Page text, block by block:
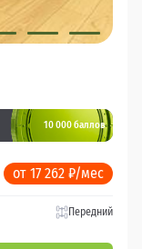
10 000 баллов
от 17 262 ₽/мес
Передний